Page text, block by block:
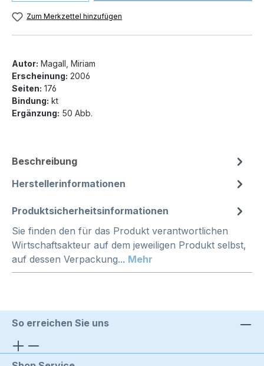
Zum Merkzettel hinzufügen
Autor: Magall, Miriam
Erscheinung: 2006
Seiten: 176
Bindung: kt
Ergänzung: 50 Abb.
Beschreibung
Herstellerinformationen
Produktsicherheitsinformationen
Sie finden den für das Produkt verantwortlichen
Wirtschaftsakteur auf dem jeweiligen Produkt selbst,
auf dessen Verpackung... Mehr
So erreichen Sie uns